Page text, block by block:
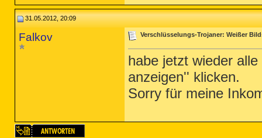
31.05.2012, 20:09
Falkov Verschlüsselungs-Trojaner: Weißer
habe jetzt wieder
anzeigen'' klicken.
Sorry für meine